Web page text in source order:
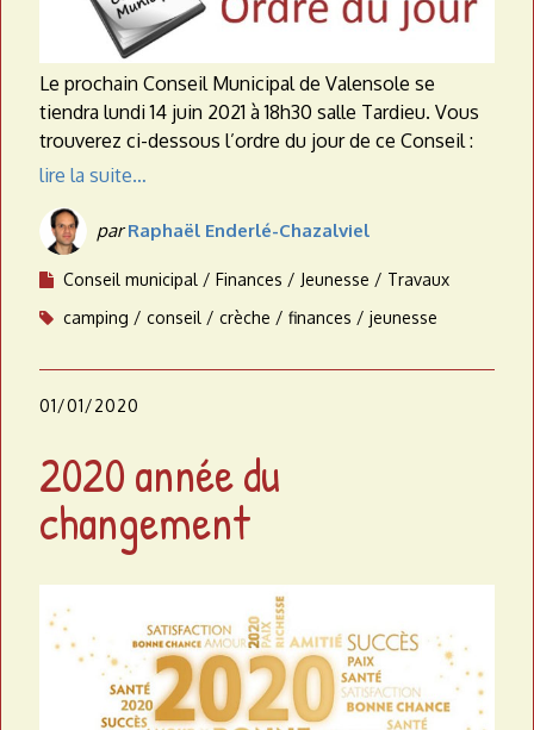
Le prochain Conseil Municipal de Valensole se
tiendra lundi 14 juin 2021 à 18h30 salle Tardieu. Vous
trouverez ci-dessous l’ordre du jour de ce Conseil :
lire la suite…
parRaphaël Enderlé-Chazalviel
Conseil municipal Finances Jeunesse
Travaux
camping
conseil crèche finances jeunesse
01/01/2020
2020 année du
changement